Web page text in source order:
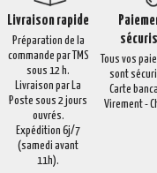
Livraison rapide
Préparation de la
commande par TMS
sous 12 h.
Livraison par La
Poste sous 2 jours
ouvrés.
Expédition 6j/7
(samedi avant
11h).
Tous vos
sont
Carte
Virement -